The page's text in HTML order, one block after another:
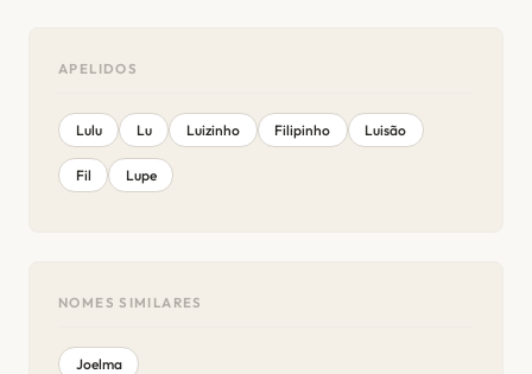
APELIDOS
Lulu Lu Luizinho Filipinho Luisão
Fil Lupe
NOMES SIMILARES
Joelma